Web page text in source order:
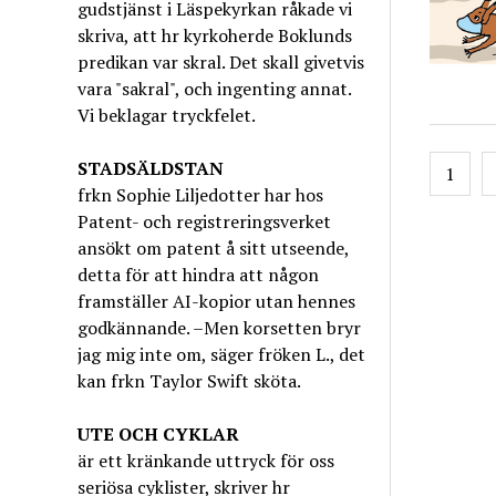
gudstjänst i Läspekyrkan råkade vi
skriva, att hr kyrkoherde Boklunds
predikan var skral. Det skall givetvis
vara "sakral", och ingenting annat.
Vi beklagar tryckfelet.
STADSÄLDSTAN
frkn Sophie Liljedotter har hos
Patent- och registreringsverket
ansökt om patent å sitt utseende,
detta för att hindra att någon
framställer AI-kopior utan hennes
godkännande. –Men korsetten bryr
jag mig inte om, säger fröken L., det
kan frkn Taylor Swift sköta.
UTE OCH CYKLAR
är ett kränkande uttryck för oss
seriösa cyklister, skriver hr
1